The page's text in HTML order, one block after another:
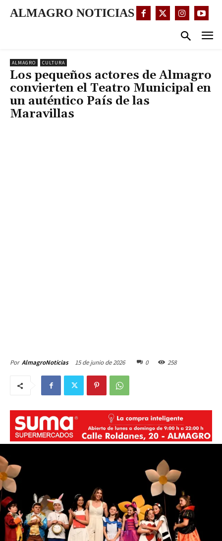
ALMAGRO NOTICIAS
ALMAGRO CULTURA
Los pequeños actores de Almagro
convierten el Teatro Municipal en
un auténtico País de las
Maravillas
Por AlmagroNoticias 15 de junio de 2026 0 258